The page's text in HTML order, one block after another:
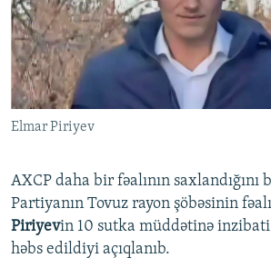
Elmar Piriyev
AXCP daha bir fəalının saxlandığını
Partiyanın Tovuz rayon şöbəsinin fəalı
Piriyevin 10 sutka müddətinə inzibati
həbs edildiyi açıqlanıb.